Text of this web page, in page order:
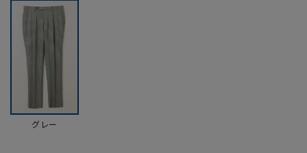
グレー